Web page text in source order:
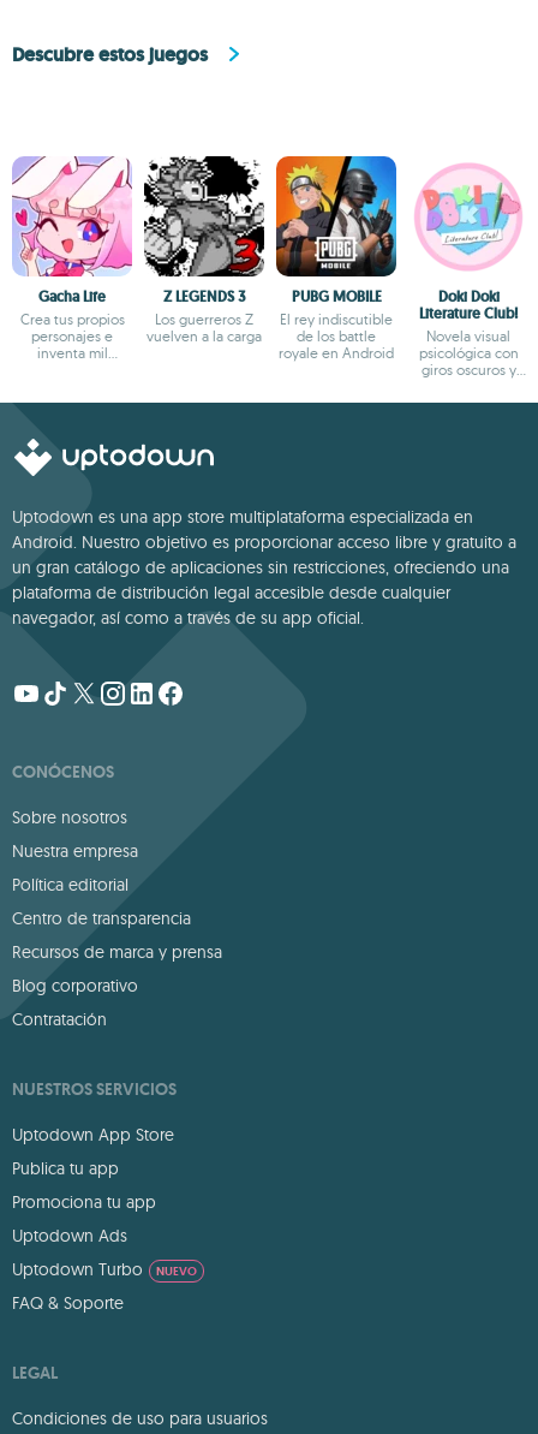
Descubre estos juegos
Gacha Life
Crea tus propios
personajes e
inventa mil
Z LEGENDS 3
Los guerreros Z
vuelven a la carga
PUBG MOBILE
El rey indiscutible
de los battle
royale en Android
Doki Doki
Literature Club!
Novela visual
psicológica con
giros oscuros y
Uptodown es una app store multiplataforma especializada en
Android. Nuestro objetivo es proporcionar acceso libre y gratuito a
un gran catálogo de aplicaciones sin restricciones, ofreciendo una
plataforma de distribución legal accesible desde cualquier
navegador, así como a través de su app oficial.
CONÓCENOS
Sobre nosotros
Nuestra empresa
Política editorial
Centro de transparencia
Recursos de marca y prensa
Blog corporativo
Contratación
NUESTROS SERVICIOS
Uptodown App Store
Publica tu app
Promociona tu app
Uptodown Ads
Uptodown Turbo
NUEVO
FAQ & Soporte
LEGAL
Condiciones de uso para usuarios